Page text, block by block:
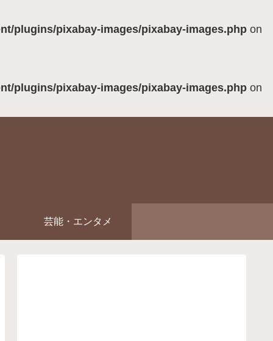
plugins/pixabay-images/pixabay-images.php on
plugins/pixabay-images/pixabay-images.php on
芸能・エンタメ